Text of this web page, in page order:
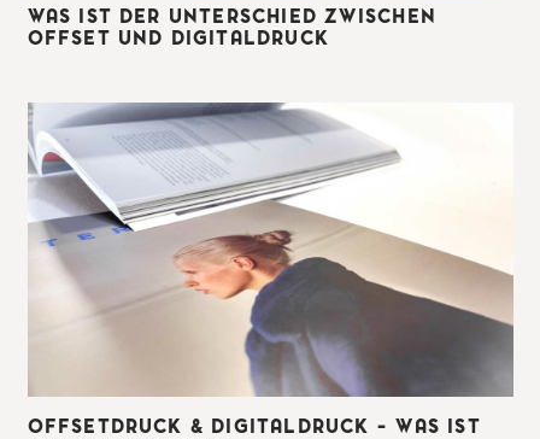
WAS IST DER UNTERSCHIED ZWISCHEN
OFFSET UND DIGITALDRUCK
OFFSETDRUCK & DIGITALDRUCK – WAS IST